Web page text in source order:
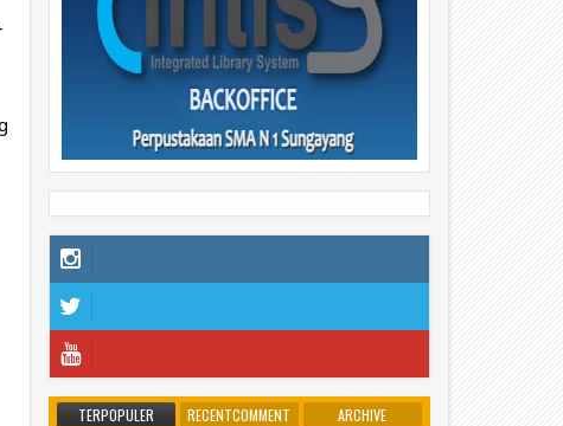
TERPOPULER RECENTCOMMENT ARCHIVE